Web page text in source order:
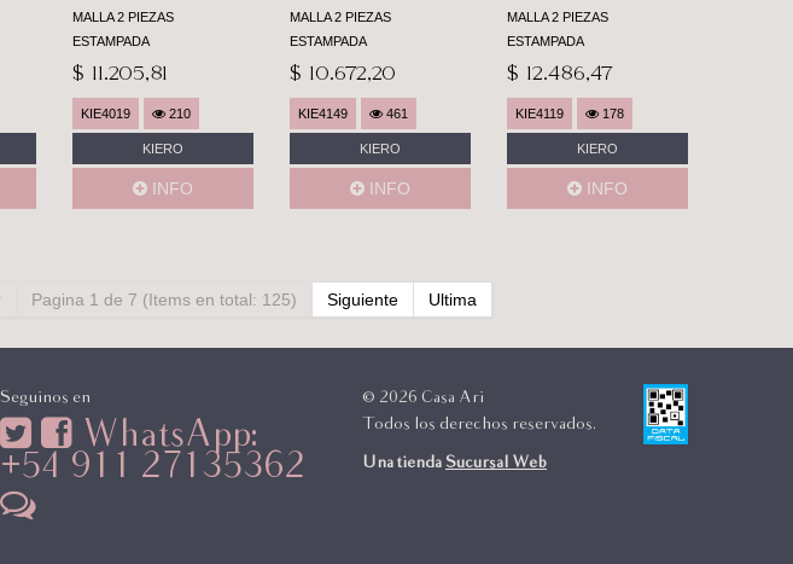
MALLA 2 PIEZAS
ESTAMPADA
$ 11.205,81
KIE4019 210
KIERO
INFO
MALLA 2 PIEZAS
ESTAMPADA
$ 10.672,20
KIE4149 461
KIERO
INFO
MALLA 2 PIEZAS
ESTAMPADA
$ 12.486,47
KIE4119 178
KIERO
INFO
Pagina 1 de 7 (Items en total: 125) Siguiente Ultima
Seguinos en
WhatsApp:
+54 911 27135362
© 2026 Casa Ari
Todos los derechos reservados.
Una tienda Sucursal Web